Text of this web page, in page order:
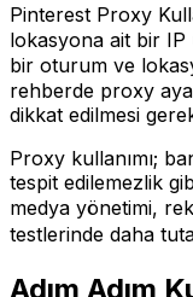
Pinterest Proxy
lokasyona ait bir
bir oturum ve
rehberde proxy
dikkat edilmesi
Proxy kullanımı;
tespit edilemezlik
medya yönetimi,
testlerinde daha
Adım Adım